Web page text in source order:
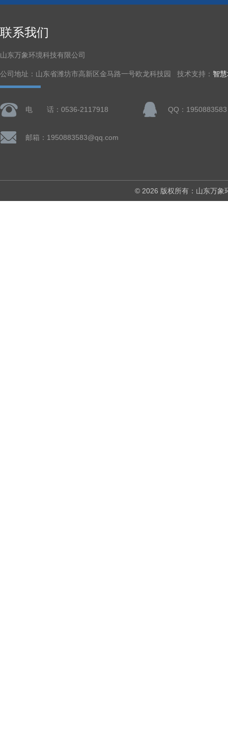
联系我们
山东万象环境科技有限公司
公司地址：山东省潍坊市高新区金马路一号欧龙科技园 技术支持： 智
电 话：0536-2117918 QQ：1950883583
邮箱：1950883583@qq.com
© 2026 版权所有：山东万